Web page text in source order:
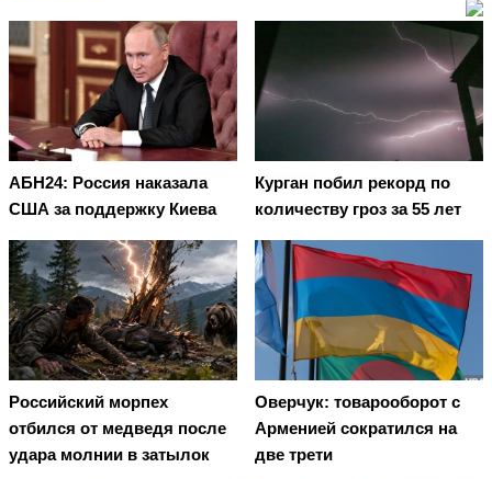
АБН24: Россия наказала
США за поддержку Киева
Курган побил рекорд по
количеству гроз за 55 лет
Российский морпех
отбился от медведя после
удара молнии в затылок
Оверчук: товарооборот с
Арменией сократился на
две трети